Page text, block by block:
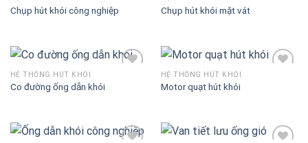
Chụp hút khói công nghiệp Chụp hút khói mặt vát
HỆ THỐNG HÚT KHÓI
Co đường ống dẫn khói
HỆ THỐNG HÚT KHÓI
Motor quạt hút khói